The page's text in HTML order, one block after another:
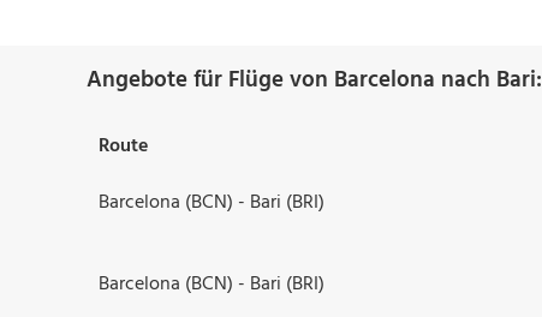
Angebote für Flüge von Barcelona nach Bari:
Route
Barcelona (BCN) - Bari (BRI)
Barcelona (BCN) - Bari (BRI)